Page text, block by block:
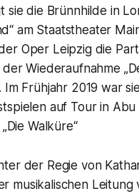
sie die Brünnhilde in
am Staatstheater
Oper Leipzig die
Wiederaufnahme
Im Frühjahr 2019 war
auf Tour in
Walküre“
der Regie von
musikalischen Leitung